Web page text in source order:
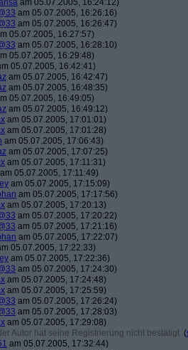
am 05.07.2005, 16:24:12)
am 05.07.2005, 16:26:16)
am 05.07.2005, 16:26:47)
05.07.2005, 16:27:57)
am 05.07.2005, 16:28:10)
05.07.2005, 16:29:48)
05.07.2005, 16:42:41)
am 05.07.2005, 16:42:47)
am 05.07.2005, 16:48:35)
05.07.2005, 16:49:05)
am 05.07.2005, 16:49:12)
am 05.07.2005, 17:01:01)
am 05.07.2005, 17:01:28)
am 05.07.2005, 17:06:43)
am 05.07.2005, 17:07:25)
am 05.07.2005, 17:11:31)
am 05.07.2005, 17:11:49)
am 05.07.2005, 17:15:09)
am 05.07.2005, 17:17:56)
am 05.07.2005, 17:20:13)
am 05.07.2005, 17:20:22)
am 05.07.2005, 17:21:16)
am 05.07.2005, 17:22:07)
05.07.2005, 17:22:33)
am 05.07.2005, 17:22:36)
am 05.07.2005, 17:24:30)
am 05.07.2005, 17:24:48)
am 05.07.2005, 17:25:59)
am 05.07.2005, 17:26:24)
am 05.07.2005, 17:28:03)
am 05.07.2005, 17:29:08)
Autor hat seine Registrierung nicht bestätigt (
am 05.07.2005, 17:32:44)